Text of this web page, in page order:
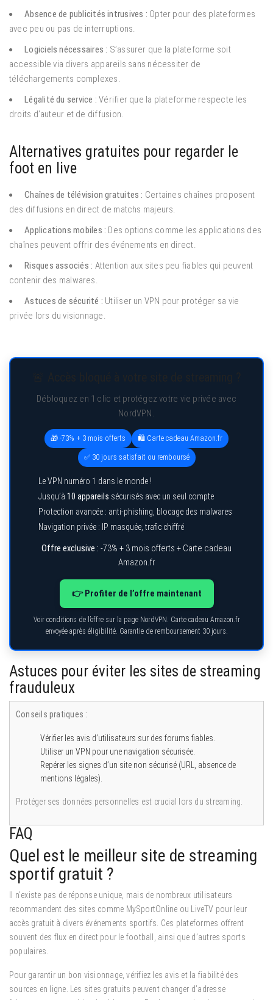
Absence de publicités intrusives : Opter pour des plateformes
avec peu ou pas de interruptions.
Logiciels nécessaires : S’assurer que la plateforme soit
accessible via divers appareils sans nécessiter de
téléchargements complexes.
Légalité du service : Vérifier que la plateforme respecte les
droits d’auteur et de diffusion.
Alternatives gratuites pour regarder le
foot en live
Chaînes de télévision gratuites : Certaines chaînes proposent
des diffusions en direct de matchs majeurs.
Applications mobiles : Des options comme les applications des
chaînes peuvent offrir des événements en direct.
Risques associés : Attention aux sites peu fiables qui peuvent
contenir des malwares.
Astuces de sécurité : Utiliser un VPN pour protéger sa vie
privée lors du visionnage.
Débloquez en 1 clic et protégez votre vie privée avec
NordVPN.
🎁 -73% + 3 mois offerts 🛍️ Carte cadeau Amazon.fr
✅ 30 jours satisfait ou remboursé
Le VPN numéro 1 dans le monde !
Jusqu’à 10 appareils sécurisés avec un seul compte
Protection avancée : anti-phishing, blocage des malwares
Navigation privée : IP masquée, trafic chiffré
Offre exclusive : -73% + 3 mois offerts + Carte cadeau
Amazon.fr
👉 Profiter de l’offre maintenant
Voir conditions de l’offre sur la page NordVPN. Carte cadeau Amazon.fr
envoyée après éligibilité. Garantie de remboursement 30 jours.
Astuces pour éviter les sites de streaming
frauduleux
Conseils pratiques :
Vérifier les avis d’utilisateurs sur des forums fiables.
Utiliser un VPN pour une navigation sécurisée.
Repérer les signes d’un site non sécurisé (URL, absence de
mentions légales).
Protéger ses données personnelles est crucial lors du streaming.
FAQ
Quel est le meilleur site de streaming
sportif gratuit ?
Il n’existe pas de réponse unique, mais de nombreux utilisateurs
recommandent des sites comme MySportOnline ou LiveTV pour leur
accès gratuit à divers événements sportifs. Ces plateformes offrent
souvent des flux en direct pour le football, ainsi que d’autres sports
populaires.
Pour garantir un bon visionnage, vérifiez les avis et la fiabilité des
sources en ligne. Les sites gratuits peuvent changer d’adresse